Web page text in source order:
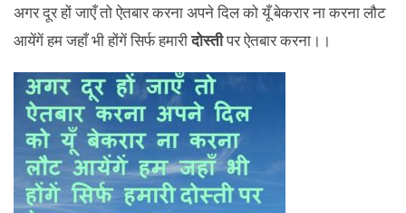
अगर दूर हों जाएँ तो ऐतबार करना अपने दिल को यूँ बेकरार ना करना लौट
आयेंगें हम जहाँ भी होंगें सिर्फ हमारीदोस्तीपर ऐतबार करना।।